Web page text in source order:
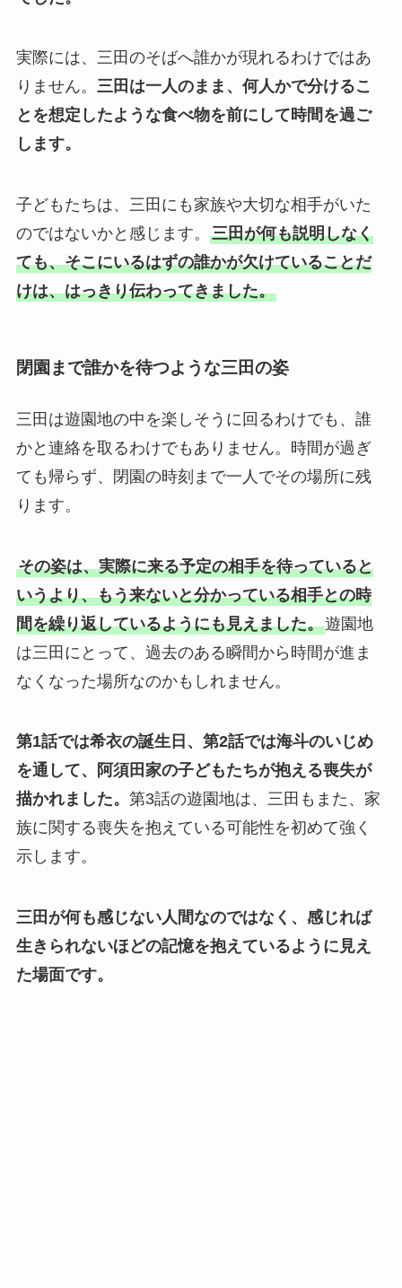
実際には、三田のそばへ誰かが現れるわけではあ
りません。 三田は一人のまま、何人かで分けるこ
とを想定したような食べ物を前にして時間を過ご
します。
子どもたちは、三田にも家族や大切な相手がいた
のではないかと感じます。 三田が何も説明しなく
ても、そこにいるはずの誰かが欠けていることだ
けは、はっきり伝わってきました。
閉園まで誰かを待つような三田の姿
三田は遊園地の中を楽しそうに回るわけでも、誰
かと連絡を取るわけでもありません。時間が過ぎ
ても帰らず、閉園の時刻まで一人でその場所に残
ります。
その姿は、実際に来る予定の相手を待っていると
いうより、もう来ないと分かっている相手との時
間を繰り返しているようにも見えました。遊園地
は三田にとって、過去のある瞬間から時間が進ま
なくなった場所なのかもしれません。
第1話では希衣の誕生日、第2話では海斗のいじめ
を通して、阿須田家の子どもたちが抱える喪失が
描かれました。 第3話の遊園地は、三田もまた、家
族に関する喪失を抱えている可能性を初めて強く
示します。
三田が何も感じない人間なのではなく、感じれば
生きられないほどの記憶を抱えているように見え
た場面です。